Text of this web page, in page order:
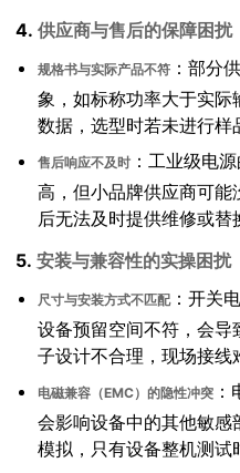
4. 供应商与售后的保障困扰
规格书与实际产品不符 ：部分
象，如标称功率大于实际
数据，选型时若未进行样
售后响应不及时 ：工业级电
高，但小品牌供应商可
后无法及时提供维修或替
5. 安装与兼容性的实操困扰
尺寸与安装方式不匹配：开关
设备预留空间不符，会
子设计不合理，现场接线
电磁兼容（EMC）的隐性冲突
会影响设备中的其他敏感
模拟，只有设备整机测试